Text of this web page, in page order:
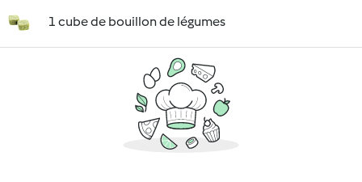
1 cube de bouillon de légumes